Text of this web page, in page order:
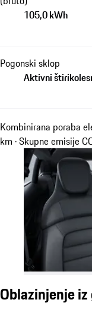
105,0 kWh
Pogonski sklop
Aktivni
Kombinirana poraba
km · Skupne emisije
Oblazinjenje